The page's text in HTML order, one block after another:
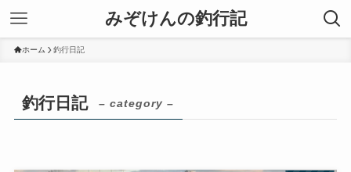
みぞけんの釣行記
ホーム 釣行日記
釣行日記 – category –